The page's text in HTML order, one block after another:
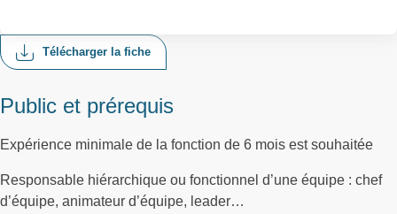
Télécharger la fiche
Public et prérequis
Expérience minimale de la fonction de 6 mois est souhaitée
Responsable hiérarchique ou fonctionnel d’une équipe : chef
d’équipe, animateur d’équipe, leader…